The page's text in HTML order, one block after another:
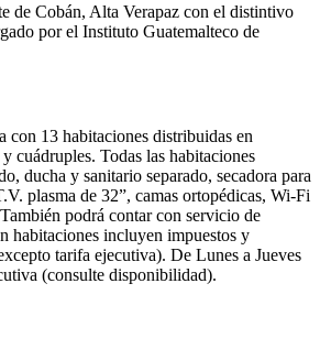
de Cobán, Alta Verapaz con el distintivo
por el Instituto Guatemalteco de
con 13 habitaciones distribuidas en
cuádruples. Todas las habitaciones
ducha y sanitario separado, secadora para
plasma de 32”, camas ortopédicas, Wi-Fi
podrá contar con servicio de
habitaciones incluyen impuestos y
tarifa ejecutiva). De Lunes a Jueves
(consulte disponibilidad).